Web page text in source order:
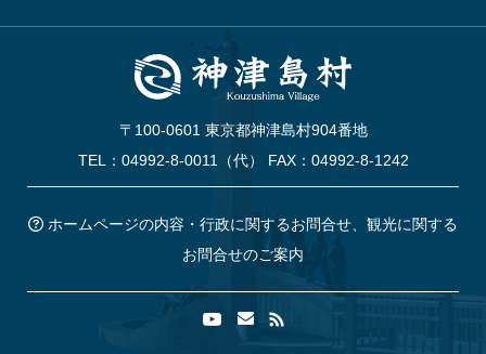
〒100-0601 東京都神津島村904番地
TEL：04992-8-0011（代） FAX：04992-8-1242
ホームページの内容・行政に関するお問合せ、観光に関する
お問合せのご案内